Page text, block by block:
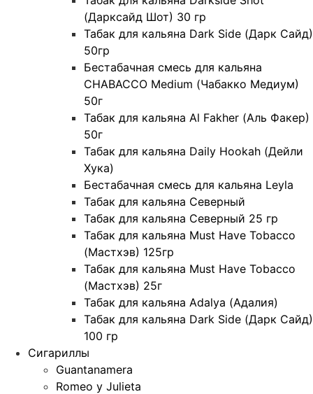
(Дарксайд Шот) 30 гр
Табак для кальяна Dark Side (Дарк Сайд)
50гр
Бестабачная смесь для кальяна
CHABACCO Medium (Чабакко Медиум)
50г
Табак для кальяна Al Fakher (Аль Факер)
50г
Табак для кальяна Daily Hookah (Дейли
Хука)
Бестабачная смесь для кальяна Leyla
Табак для кальяна Северный
Табак для кальяна Северный 25 гр
Табак для кальяна Must Have Tobacco
(Мастхэв) 125гр
Табак для кальяна Must Have Tobacco
(Мастхэв) 25г
Табак для кальяна Adalya (Адалия)
Табак для кальяна Dark Side (Дарк Сайд)
100 гр
Сигариллы
Guantanamera
Romeo y Julieta